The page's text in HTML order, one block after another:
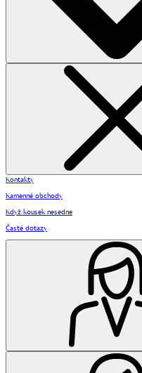
Kontakty
Kamenné obchody
Když kousek nesedne
Časté dotazy